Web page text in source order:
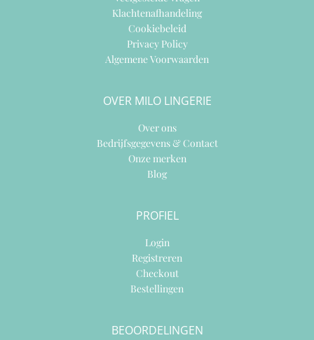
Klachtenafhandeling
Cookiebeleid
Privacy Policy
Algemene Voorwaarden
OVER MILO LINGERIE
Over ons
Bedrijfsgegevens & Contact
Onze merken
Blog
PROFIEL
Login
Registreren
Checkout
Bestellingen
BEOORDELINGEN